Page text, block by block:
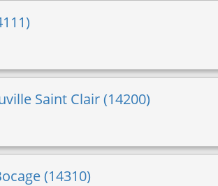
Saint Clair (14200)
(14310)